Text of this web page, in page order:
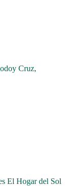
Cruz,
El Hogar del Sol